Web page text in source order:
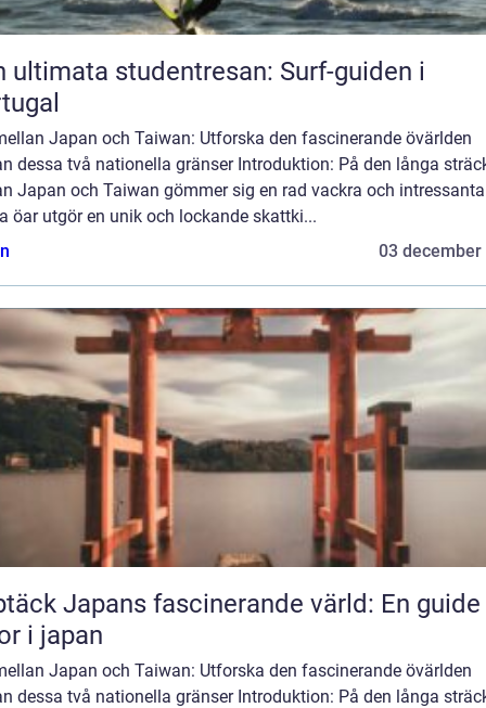
ultimata studentresan: Surf-guiden i
Japan och Taiwan: Utforska den fascinerande övärlden
dessa två nationella gränser Introduktion: På den långa
Japan och Taiwan gömmer sig en rad vackra och
öar utgör en unik och lockande skattki...
03 december
Japans fascinerande värld: En
i japan
Japan och Taiwan: Utforska den fascinerande övärlden
dessa två nationella gränser Introduktion: På den långa